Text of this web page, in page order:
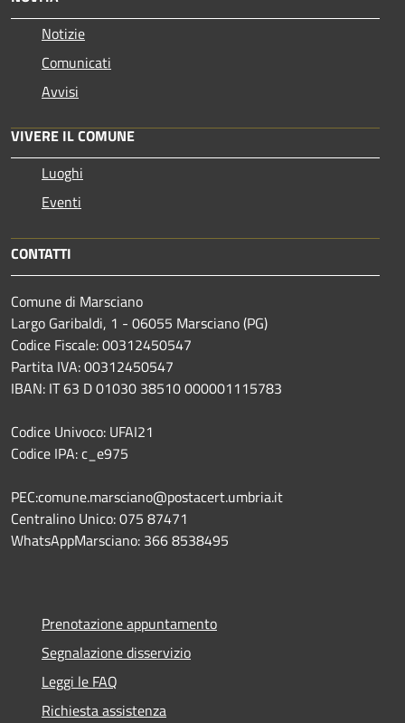
Notizie
Comunicati
Avvisi
VIVERE IL COMUNE
Luoghi
Eventi
CONTATTI
Comune di Marsciano
Largo Garibaldi, 1 - 06055 Marsciano (PG)
Codice Fiscale: 00312450547
Partita IVA: 00312450547
IBAN: IT 63 D 01030 38510 000001115783
Codice Univoco: UFAI21
Codice IPA: c_e975
PEC:comune.marsciano@postacert.umbria.it
Centralino Unico: 075 87471
WhatsAppMarsciano: 366 8538495
Prenotazione appuntamento
Segnalazione disservizio
Leggi le FAQ
Richiesta assistenza